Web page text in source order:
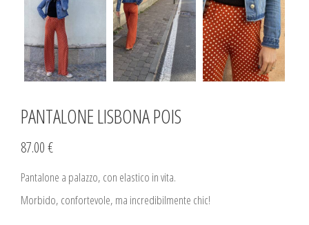
PANTALONE LISBONA POIS
87.00 €
Pantalone a palazzo, con elastico in vita.
Morbido, confortevole, ma incredibilmente chic!